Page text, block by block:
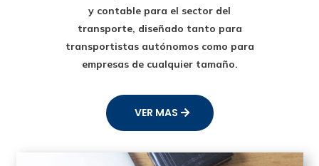
y contable para el sector del
transporte, diseñado tanto para
transportistas autónomos como para
empresas de cualquier tamaño.
VER MAS